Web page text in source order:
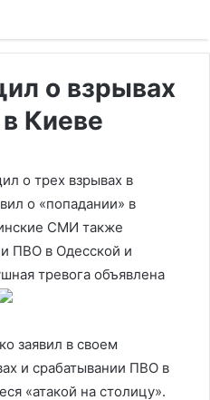
о взрывах
Киеве
о трех взрывах в
о «попадании» в
СМИ также
ПВО в Одесской и
тревога объявлена
заявил в своем
и срабатывании ПВО в
«атакой на столицу».